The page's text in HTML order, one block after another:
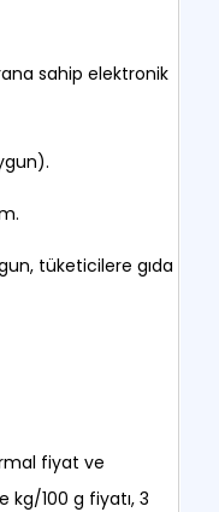
sahip elektronik
tüketicilere gıda
fiyat ve
kg/100 g fiyatı, 3